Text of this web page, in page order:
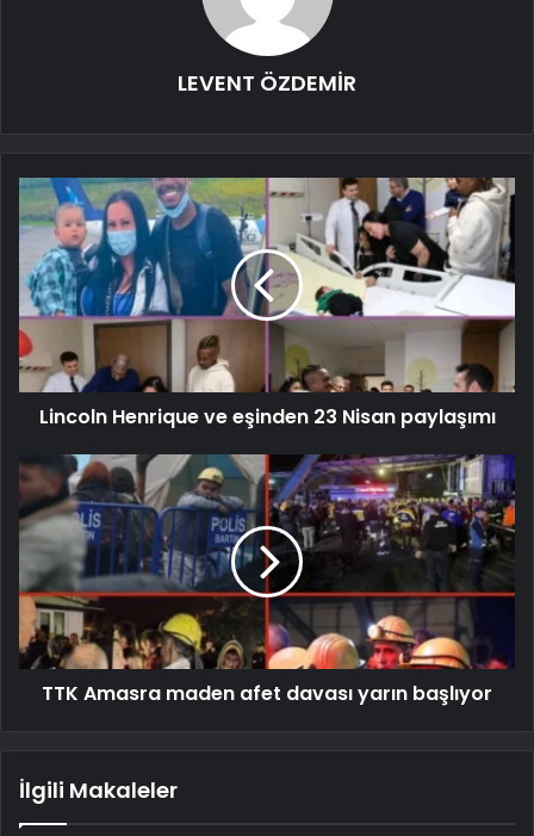
LEVENT ÖZDEMİR
Lincoln Henrique ve eşinden 23 Nisan paylaşımı
TTK Amasra maden afet davası yarın başlıyor
İlgili Makaleler